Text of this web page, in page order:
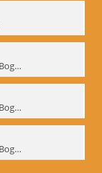
Phoenix Ensemble und Gennadij Bogdanow; BM-img-105-1
Phoenix Ensemble und Gennadij Bogdanow; BM-img-105-2
Phoenix Ensemble und Gennadij Bogdanow; BM-img-105-3